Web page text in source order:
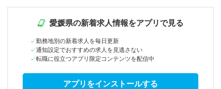
愛媛県の新着求人情報をアプリで見る
勤務地別の新着求人を毎日更新
通知設定でおすすめの求人を見逃さない
転職に役立つアプリ限定コンテンツを配信中
アプリをインストールする